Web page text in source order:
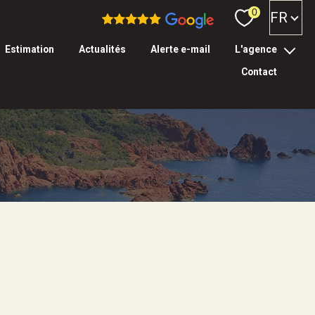
0 Langue
FR
estimation actualités alerte e-mail l'agence
contact